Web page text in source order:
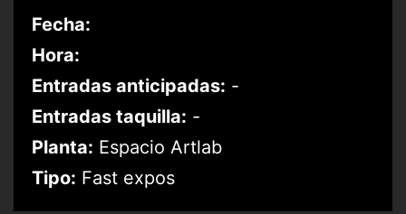
Fecha:
Hora:
Entradas anticipadas: -
Entradas taquilla: -
Planta: Espacio Artlab
Tipo: Fast expos